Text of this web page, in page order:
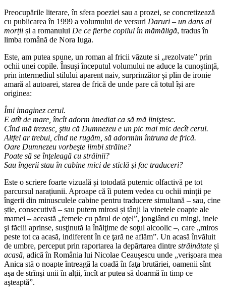
Preocupările literare, în sfera poeziei sau a prozei, se concretizează
cu publicarea în 1999 a volumului de versuri Daruri – un dans al
morții și a romanului De ce fierbe copilul în mămăligă, tradus în
limba română de Nora Iuga.
Este, am putea spune, un roman al fricii văzute si „rezolvate” prin
ochii unei copile. Însuși începutul volumului ne aduce la cunoștință,
prin intermediul stilului aparent naiv, surprinzător și plin de ironie
amară al autoarei, starea de frică de unde pare că totul își are
originea:
Îmi imaginez cerul.
E atît de mare, încît adorm imediat ca să mă liniştesc.
Cînd mă trezesc, ştiu că Dumnezeu e un pic mai mic decît cerul.
Altfel ar trebui, cînd ne rugăm, să adormim întruna de frică.
Oare Dumnezeu vorbeşte limbi străine?
Poate să se înţeleagă cu străinii?
Sau îngerii stau în cabine mici de sticlă şi fac traduceri?
Este o scriere foarte vizuală și totodată puternic olfactivă pe tot
parcursul narațiunii. Aproape că îi putem vedea cu ochii minții pe
îngerii din minusculele cabine pentru traducere simultană – sau, cine
știe, consecutivă – sau putem mirosi și tânji la vinetele coapte ale
mamei – această „femeie cu părul de oţel”, jonglând cu mingi, inele
şi făclii aprinse, susţinută la înălţime de soţul alcoolic –, care „miros
peste tot ca acasă, indiferent în ce ţară ne aflăm”. Un acasă învăluit
de umbre, perceput prin raportarea la depărtarea dintre străinătate și
acasă, adică în România lui Nicolae Ceaușescu unde „verişoara mea
Anica stă o noapte întreagă la coadă în faţa brutăriei, oamenii sînt
aşa de strînşi unii în alţii, încît ar putea să doarmă în timp ce
aşteaptă”.